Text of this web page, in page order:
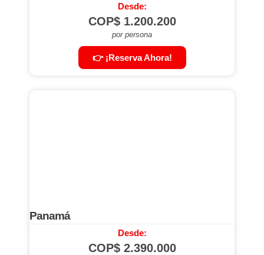
Desde:
COP$1.200.200
por persona
👉 ¡Reserva Ahora!
Panamá
Desde:
COP$2.390.000